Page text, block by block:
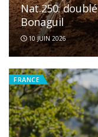
Nat.250:
Bonaguil
10 JUIN 2026
FRANCE